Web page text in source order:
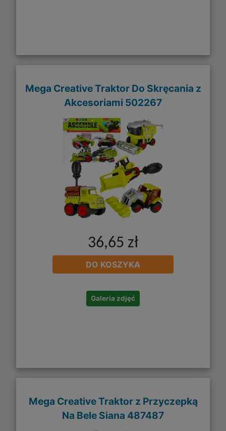
Mega Creative Traktor Do Skręcania z
Akcesoriami 502267
36,65 zł
DO KOSZYKA
Galeria zdjęć
Mega Creative Traktor z Przyczepką
Na Bele Siana 487487